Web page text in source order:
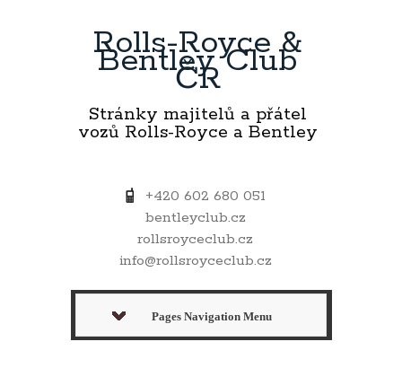
Rolls-Royce &
Bentley Club
ČR
Stránky majitelů a přátel
vozů Rolls-Royce a Bentley
+420 602 680 051
bentleyclub.cz
rollsroyceclub.cz
info@rollsroyceclub.cz
Pages Navigation Menu